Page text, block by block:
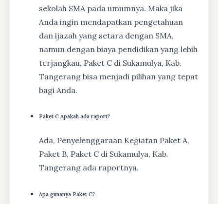
sekolah SMA pada umumnya. Maka jika
Anda ingin mendapatkan pengetahuan
dan ijazah yang setara dengan SMA,
namun dengan biaya pendidikan yang lebih
terjangkau, Paket C di Sukamulya, Kab.
Tangerang bisa menjadi pilihan yang tepat
bagi Anda.
Paket C Apakah ada raport?
Ada, Penyelenggaraan Kegiatan Paket A,
Paket B, Paket C di Sukamulya, Kab.
Tangerang ada raportnya.
Apa gunanya Paket C?